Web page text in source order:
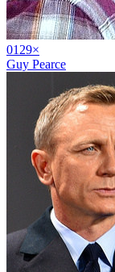
01 29×
Guy Pearce